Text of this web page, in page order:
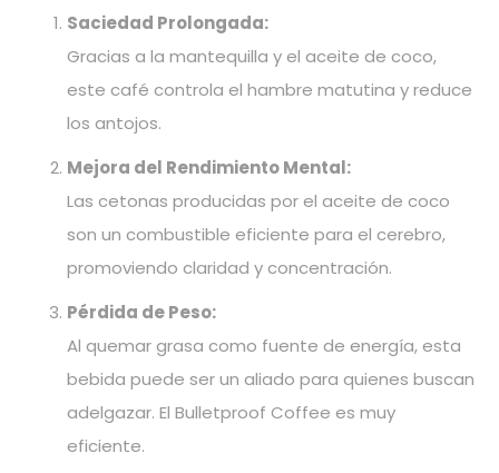
Saciedad Prolongada:
Gracias a la mantequilla y el aceite de coco,
este café controla el hambre matutina y reduce
los antojos.
Mejora del Rendimiento Mental:
Las cetonas producidas por el aceite de coco
son un combustible eficiente para el cerebro,
promoviendo claridad y concentración.
Pérdida de Peso:
Al quemar grasa como fuente de energía, esta
bebida puede ser un aliado para quienes buscan
adelgazar. El Bulletproof Coffee es muy
eficiente.